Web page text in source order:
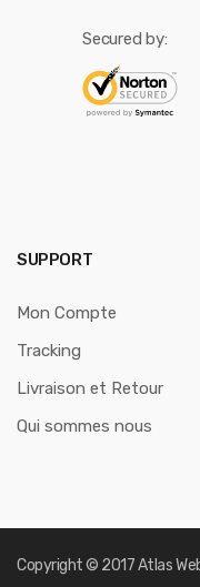
Secured by:
SUPPORT
Mon Compte
Tracking
Livraison et Retour
Qui sommes nous
Copyright © 2017Atlas